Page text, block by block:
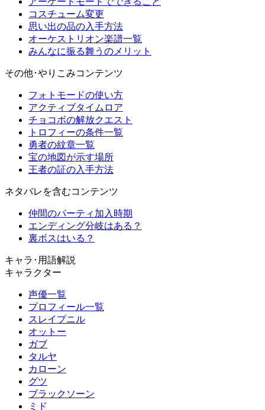
コスチューム変更
思い出の品の入手方法
オーケストリオン楽譜一覧
みんなに振る舞うのメリット
その他･やりこみコンテンツ
フォトモードの使い方
アクティブタイムロア
チョコボの解放クエスト
トロフィーの条件一覧
勇者の紋章一覧
宝の地図が示す場所
王者の証の入手方法
ネタバレを含むコンテンツ
仲間のパーティ加入時期
エンディング分岐はある？
裏ボスはいる？
キャラ･用語解説
キャラクター
声優一覧
プロフィール一覧
スレイプニル
オットー
ガブ
タルヤ
カローン
グツ
ブラックソーン
ミド